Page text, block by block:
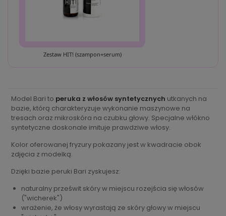
Zestaw HIT! (szampon+serum)
Model Bari to peruka z włosów syntetycznych utkanych na
bazie, którą charakteryzuje wykonanie maszynowe na
tresach oraz mikroskóra na czubku głowy. Specjalne włókno
syntetyczne doskonale imituje prawdziwe włosy.
Kolor oferowanej fryzury pokazany jest w kwadracie obok
zdjęcia z modelką.
Dzięki bazie peruki Bari zyskujesz:
naturalny prześwit skóry w miejscu rozejścia się włosów
("wicherek")
wrażenie, że włosy wyrastają ze skóry głowy w miejscu